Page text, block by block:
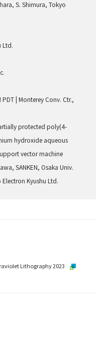
S. Shimura, Tokyo
Ltd.
| Monterey Conv. Ctr.,
protected poly(4-
hydroxide aqueous
vector machine
SANKEN, Osaka Univ.
Kyushu Ltd.
Lithography 2023